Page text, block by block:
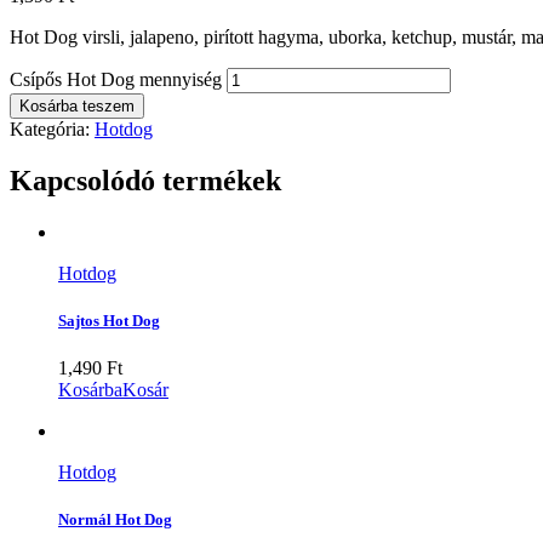
Hot Dog virsli, jalapeno, pirított hagyma, uborka, ketchup, mustár,
Csípős Hot Dog mennyiség
Kosárba teszem
Kategória: Hotdog
Kapcsolódó termékek
Hotdog
Sajtos Hot Dog
1,490 Ft
KosárbaKosár
Hotdog
Normál Hot Dog